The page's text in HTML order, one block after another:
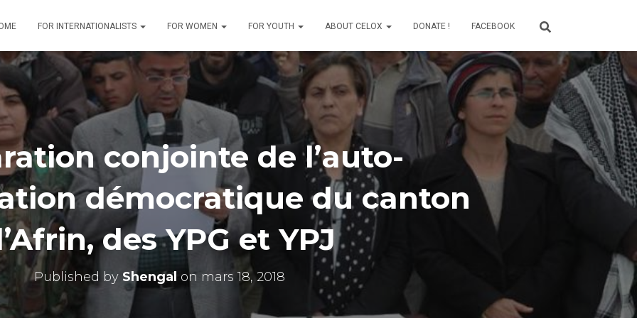
FOR INTERNATIONALISTS FOR WOMEN FOR YOUTH ABOUT CELOX DONATE ! FACEBOOK
conjointe de l’auto-
démocratique du canton
des YPG et YPJ
Published by Shengal on mars 18, 2018